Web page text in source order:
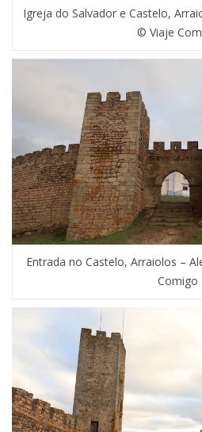
Igreja do Salvador e Castelo,
© Viaje
Entrada no Castelo, Arraiolos –
Comigo